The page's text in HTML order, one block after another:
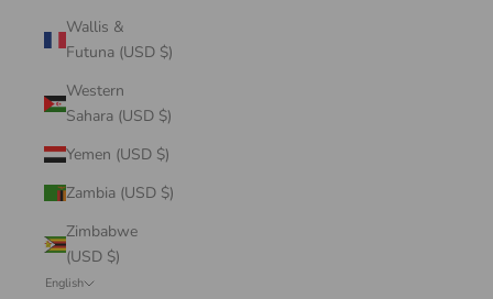
Wallis &
Futuna (USD $)
Western
Sahara (USD $)
Yemen (USD $)
Zambia (USD $)
Zimbabwe
(USD $)
English